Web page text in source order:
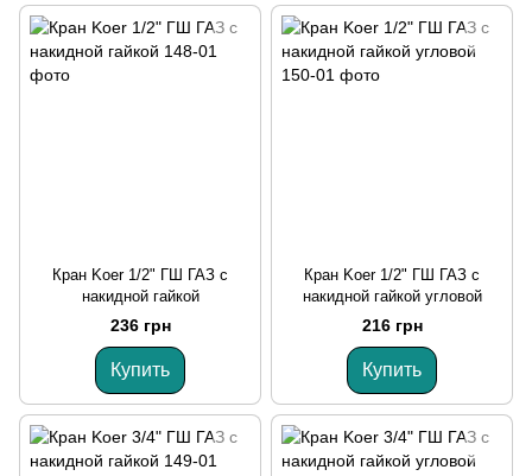
Кран Koer 1/2" ГШ ГАЗ с
накидной гайкой
236 грн
Купить
Кран Koer 1/2" ГШ ГАЗ с
накидной гайкой угловой
216 грн
Купить